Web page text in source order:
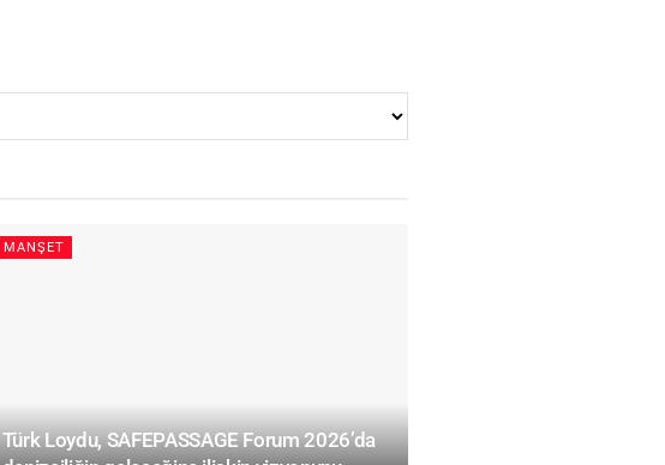
MANŞET
Türk Loydu, SAFEPASSAGE Forum 2026’da